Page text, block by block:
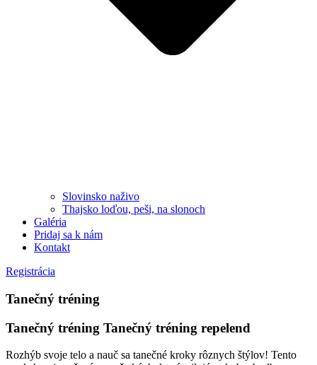
Slovinsko naživo
Thajsko loďou, peši, na slonoch
Galéria
Pridaj sa k nám
Kontakt
Registrácia
Tanečný tréning
Tanečný tréning Tanečný tréning repelend
Rozhýb svoje telo a nauč sa tanečné kroky rôznych štýlov! Tento